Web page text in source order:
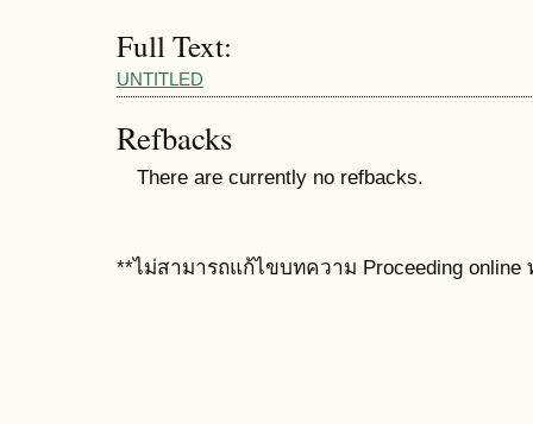
Full Text:
UNTITLED
Refbacks
There are currently no refbacks.
**ไม่สามารถแก้ไขบทความ Proceeding